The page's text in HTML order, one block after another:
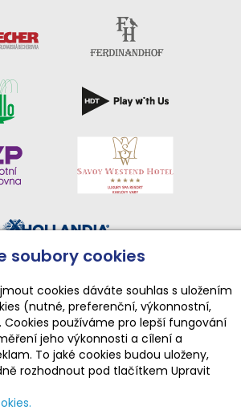
• Karlovarský kraj • Statutární
město Karlovy Vary
Vary pro rok 2026 byla podpořena
agentury ve výši 169 100 Kč
tělovýchovné a organizační funkce
sportovní aktivity dětí a mládeže ve
v souladu s platnými a registrovanými
soubory cookies
cookies dáváte souhlas s uložením
(nutné, preferenční, výkonnostní,
používáme pro lepší fungování
jeho výkonnosti a cílení a
To jaké cookies budou uloženy,
rozhodnout pod tlačítkem Upravit